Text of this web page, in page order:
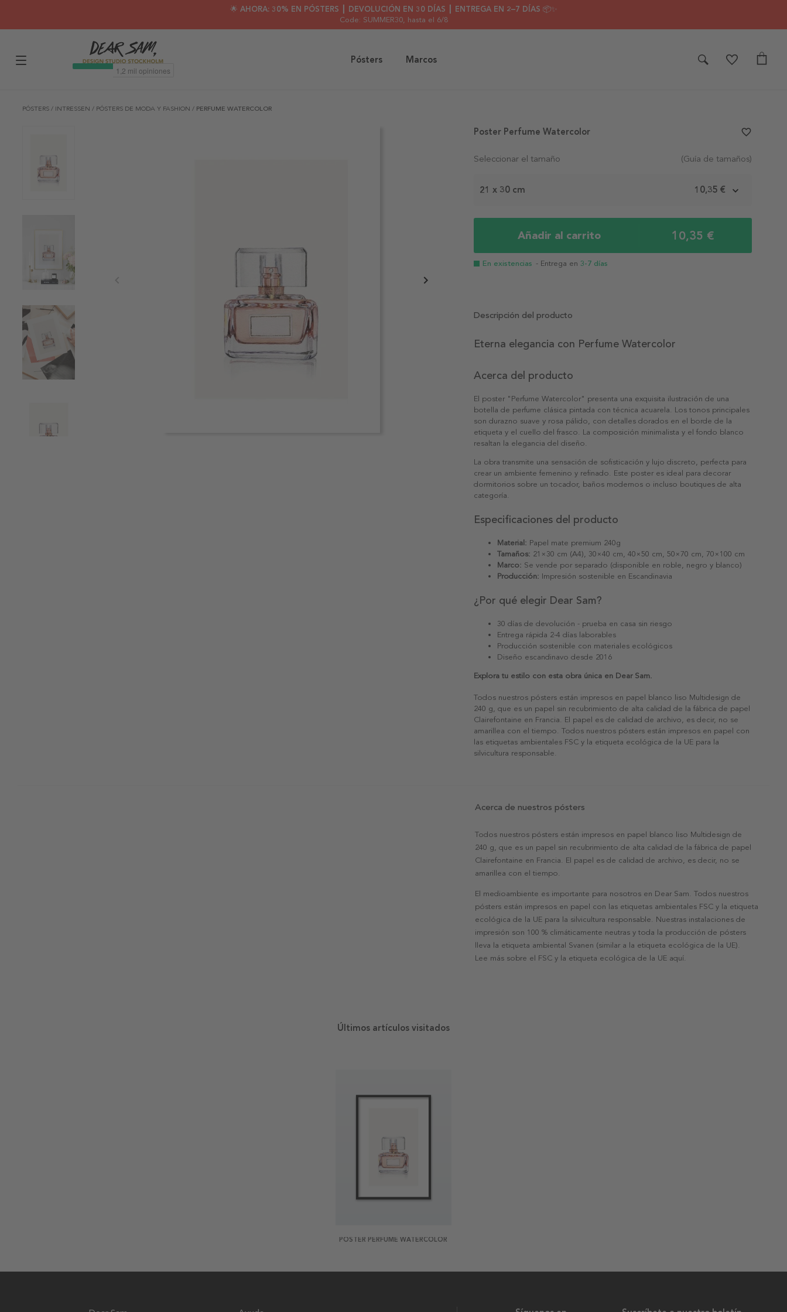
🌟 AHORA: 30% EN PÓSTERS ┃ DEVOLUCIÓN EN 30 DÍAS ┃ ENTREGA EN 2–7 DÍAS 📦✨
Code: SUMMER30, hasta el 6/8
Pósters Marcos
PÓSTERS / INTRESSEN / PÓSTERS DE MODA Y FASHION / PERFUME WATERCOLOR
Seleccionar el tamaño (Guía de tamaños)
21 x 30 cm 10,35 €
Añadir al carrito 10,35 €
En existencias - Entrega en 3-7 días
Poster Perfume Watercolor favorite_border
Descripción del producto
Eterna elegancia con Perfume Watercolor
Acerca del producto
El poster "Perfume Watercolor" presenta una exquisita ilustración de una
botella de perfume clásica pintada con técnica acuarela. Los tonos principales
son durazno suave y rosa pálido, con detalles dorados en el borde de la
etiqueta y el cuello del frasco. La composición minimalista y el fondo blanco
resaltan la elegancia del diseño.
La obra transmite una sensación de sofisticación y lujo discreto, perfecta para
crear un ambiente femenino y refinado. Este poster es ideal para decorar
dormitorios sobre un tocador, baños modernos o incluso boutiques de alta
categoría.
Especificaciones del producto
Material: Papel mate premium 240g
Tamaños: 21×30 cm (A4), 30×40 cm, 40×50 cm, 50×70 cm, 70×100 cm
Marco: Se vende por separado (disponible en roble, negro y blanco)
Producción: Impresión sostenible en Escandinavia
¿Por qué elegir Dear Sam?
30 días de devolución - prueba en casa sin riesgo
Entrega rápida 2-4 días laborables
Producción sostenible con materiales ecológicos
Diseño escandinavo desde 2016
Explora tu estilo con esta obra única en Dear Sam.
Todos nuestros pósters están impresos en papel blanco liso Multidesign de
240 g, que es un papel sin recubrimiento de alta calidad de la fábrica de papel
Clairefontaine en Francia. El papel es de calidad de archivo, es decir, no se
amarillea con el tiempo. Todos nuestros pósters están impresos en papel con
las etiquetas ambientales FSC y la etiqueta ecológica de la UE para la
silvicultura responsable.
Acerca de nuestros pósters
Todos nuestros pósters están impresos en papel blanco liso Multidesign de
240 g, que es un papel sin recubrimiento de alta calidad de la fábrica de papel
Clairefontaine en Francia. El papel es de calidad de archivo, es decir, no se
amarillea con el tiempo.
El medioambiente es importante para nosotros en Dear Sam. Todos nuestros
pósters están impresos en papel con las etiquetas ambientales FSC y la etiqueta
ecológica de la UE para la silvicultura responsable. Nuestras instalaciones de
impresión son 100 % climáticamente neutras y toda la producción de pósters
lleva la etiqueta ambiental Svanen (similar a la etiqueta ecológica de la UE).
Lee más sobre el FSC y la etiqueta ecológica de la UE aquí.
Últimos artículos visitados
POSTER PERFUME WATERCOLOR